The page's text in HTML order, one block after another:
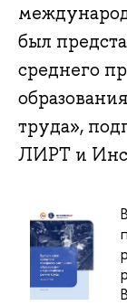
был
среднего
труда»,
ЛИРТ и